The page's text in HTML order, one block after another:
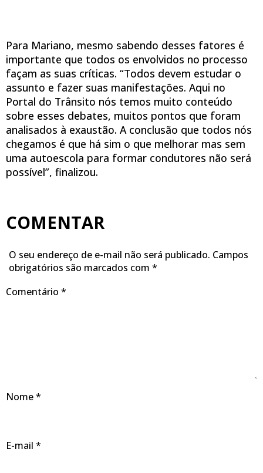
Para Mariano, mesmo sabendo desses fatores é
importante que todos os envolvidos no processo
façam as suas críticas. “Todos devem estudar o
assunto e fazer suas manifestações. Aqui no
Portal do Trânsito nós temos muito conteúdo
sobre esses debates, muitos pontos que foram
analisados à exaustão. A conclusão que todos nós
chegamos é que há sim o que melhorar mas sem
uma autoescola para formar condutores não será
possível”, finalizou.
COMENTAR
O seu endereço de e-mail não será publicado. Campos
obrigatórios são marcados com *
Comentário *
Nome*
E-mail *